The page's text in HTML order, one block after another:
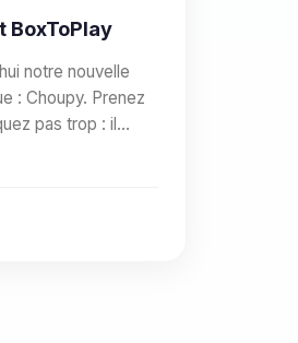
BoxToPlay
notre nouvelle
: Choupy. Prenez
pas trop : il